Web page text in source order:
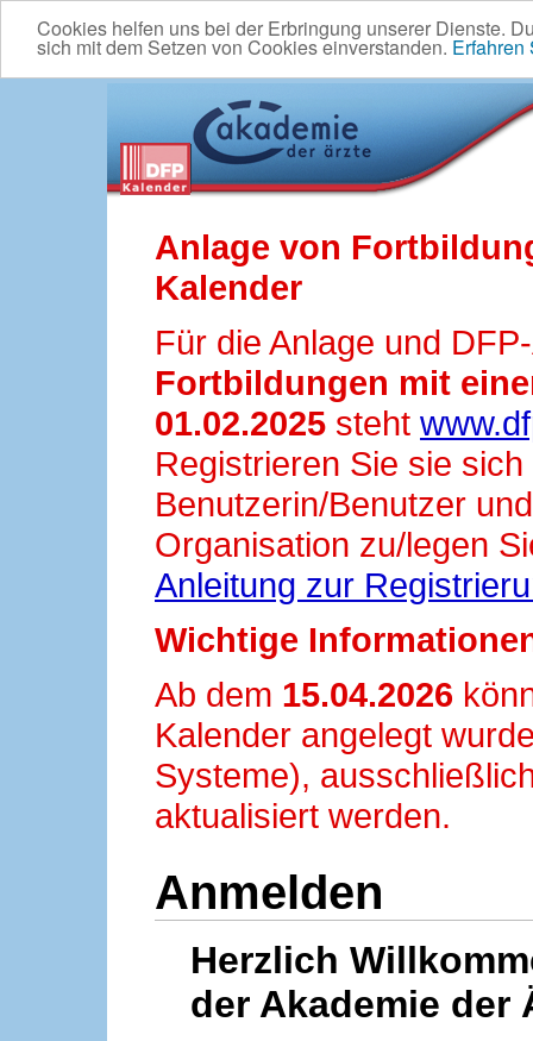
Cookies helfen uns bei der Erbringung unserer Dienste.
sich mit dem Setzen von Cookies einverstanden. Erfahren
Anlage von
Kalender
Für die Anlage und
Fortbildungen mit
01.02.2025 steht
Registrieren Sie sie
Benutzerin/Benutzer
Organisation zu/legen
Anleitung zur
Wichtige
Ab dem 15.04.2026
Kalender angelegt
Systeme),
aktualisiert werden.
Anmelden
Herzlich
der Akademie der